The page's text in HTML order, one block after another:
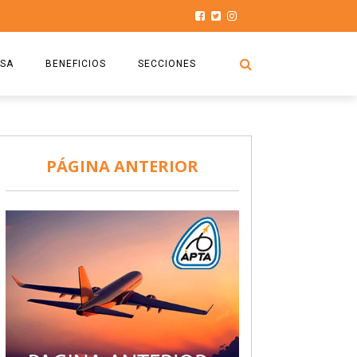
BENEFICIOS
COMISIÓN
SECCIONES
SEGURIDAD AÉREA
TURISMO Y RECREACIÓN
VIDEOS
PÁGINA ANTERIOR